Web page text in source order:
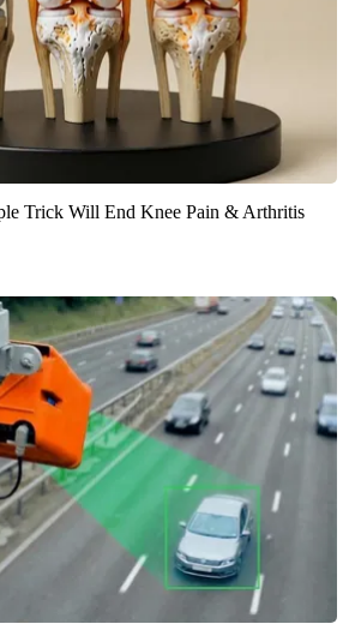
Trick Will End Knee Pain & Arthritis